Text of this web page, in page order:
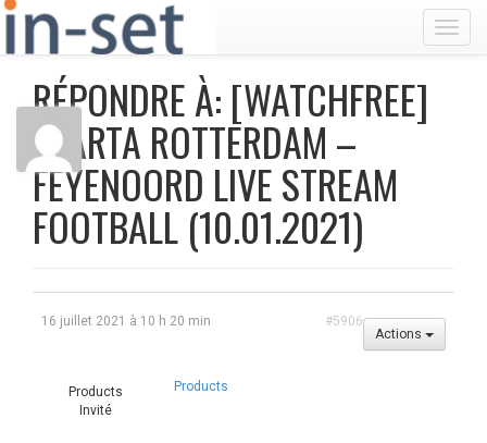
RÉPONDRE À: [WATCHFREE]
SPARTA ROTTERDAM –
FEYENOORD LIVE STREAM
FOOTBALL (10.01.2021)
Actions
16 juillet 2021 à 10 h 20 min #5906
Products
Invité
Products